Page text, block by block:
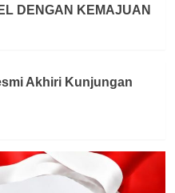
DENGAN KEMAJUAN
Akhiri Kunjungan